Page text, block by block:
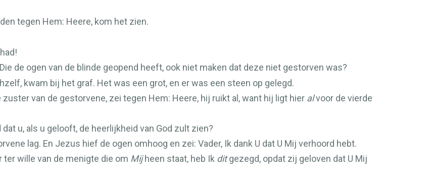
tegen Hem: Heere, kom het zien.
Die de ogen van de blinde geopend heeft, ook niet maken dat deze niet gestorven was?
kwam bij het graf. Het was een grot, en er was een steen op gelegd.
van de gestorvene, zei tegen Hem: Heere, hij ruikt al, want hij ligt hier alvoor de vierde
u, als u gelooft, de heerlijkheid van God zult zien?
lag. En Jezus hief de ogen omhoog en zei: Vader, Ik dank U dat U Mij verhoord hebt.
ter wille van de menigte die om Mijheen staat, heb Ik ditgezegd, opdat zij geloven dat U Mij